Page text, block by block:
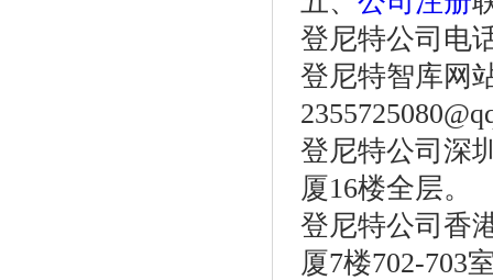
登尼特公司电
登尼特智库网
登尼特公司深
厦16楼全层。
登尼特公司香
厦7楼702-703